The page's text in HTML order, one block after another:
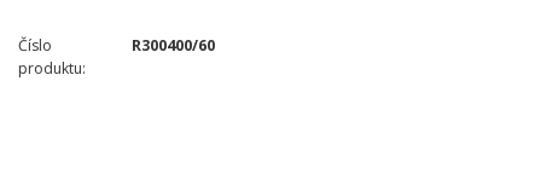
Číslo
produktu:
R300400/60